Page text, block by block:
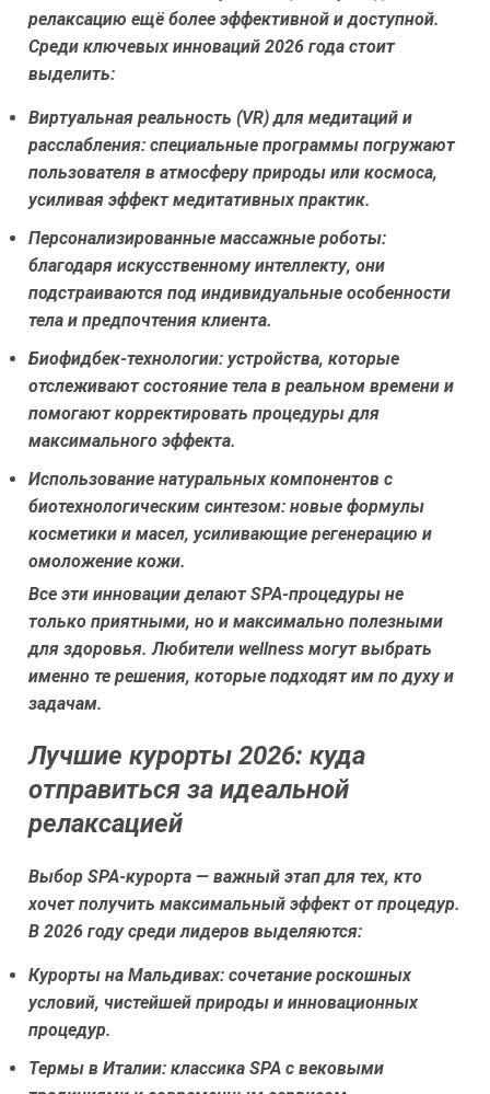
релаксацию ещё более эффективной и доступной.
Среди ключевых инноваций 2026 года стоит
выделить:
Виртуальная реальность (VR) для медитаций и
расслабления: специальные программы погружают
пользователя в атмосферу природы или космоса,
усиливая эффект медитативных практик.
Персонализированные массажные роботы:
благодаря искусственному интеллекту, они
подстраиваются под индивидуальные особенности
тела и предпочтения клиента.
Биофидбек-технологии: устройства, которые
отслеживают состояние тела в реальном времени и
помогают корректировать процедуры для
максимального эффекта.
Использование натуральных компонентов с
биотехнологическим синтезом: новые формулы
косметики и масел, усиливающие регенерацию и
омоложение кожи.
Все эти инновации делают SPA-процедуры не
только приятными, но и максимально полезными
для здоровья. Любители wellness могут выбрать
именно те решения, которые подходят им по духу и
задачам.
Лучшие курорты 2026: куда
отправиться за идеальной
релаксацией
Выбор SPA-курорта — важный этап для тех, кто
хочет получить максимальный эффект от процедур.
В 2026 году среди лидеров выделяются:
Курорты на Мальдивах: сочетание роскошных
условий, чистейшей природы и инновационных
процедур.
Термы в Италии: классика SPA с вековыми